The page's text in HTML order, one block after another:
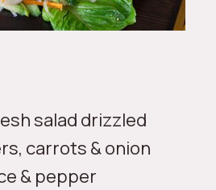
salad drizzled
carrots & onion
& pepper